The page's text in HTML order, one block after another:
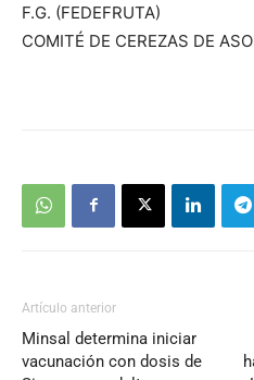
F.G. (FEDEFRUTA)
COMITÉ DE CEREZAS DE
Artículo anterior
Minsal determina iniciar
vacunación con dosis de